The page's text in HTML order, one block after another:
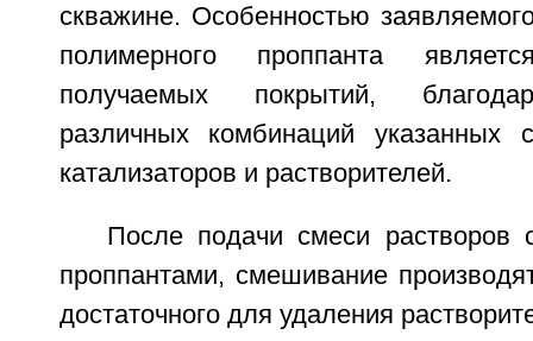
скважине. Особенностью
полимерного проппанта
получаемых покрытий,
различных комбинаций указанных
катализаторов и растворителей.
После подачи смеси растворов
проппантами, смешивание
достаточного для удаления